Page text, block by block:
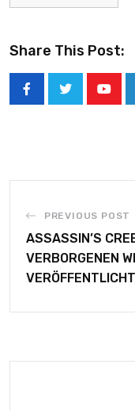
Share This Post:
PREVIOUS POST
ASSASSIN’S
VERBORGENEN
VERÖFFENTLICHT